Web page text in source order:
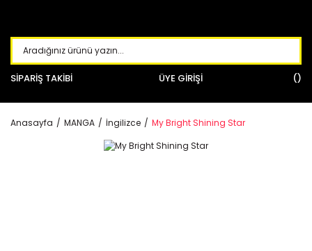
SİPARİŞ TAKİBİ ÜYE GİRİŞİ
Anasayfa MANGA İngilizce My Bright Shining Star